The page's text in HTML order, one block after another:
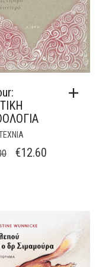
ORIGINAL
€12.60